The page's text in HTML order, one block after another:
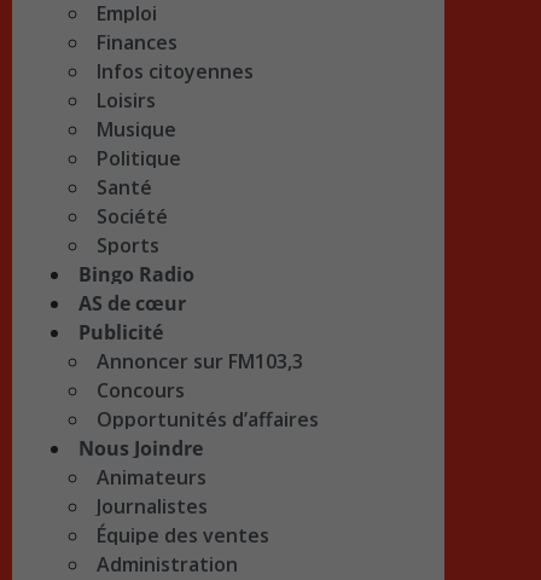
Emploi
Finances
Infos citoyennes
Loisirs
Musique
Politique
Santé
Société
Sports
Bingo Radio
AS de cœur
Publicité
Annoncer sur FM103,3
Concours
Opportunités d’affaires
Nous Joindre
Animateurs
Journalistes
Équipe des ventes
Administration